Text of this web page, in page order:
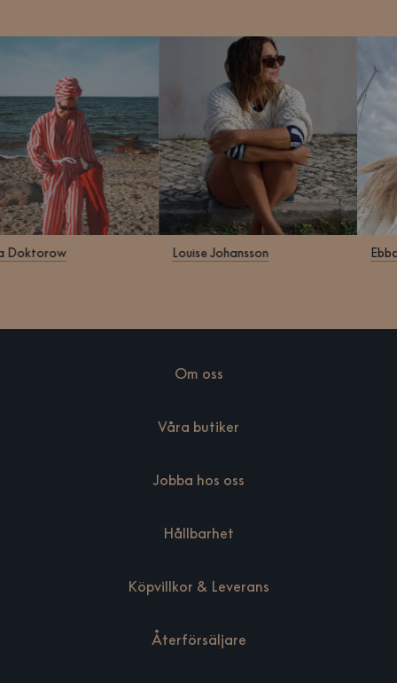
Doktorow Louise Johansson
Om oss
Våra butiker
Jobba hos oss
Hållbarhet
Köpvillkor & Leverans
Återförsäljare